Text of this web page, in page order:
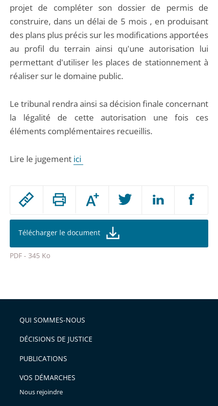
Passer
partage
de
l'article
pour
Augmenter
ou
la
de
police
Télécharger le document
PDF - 345 Ko
l'article
pour
avant
projet de compléter son dossier de permis de
construire, dans un délai de 5 mois , en produisant
des plans plus précis sur les modifications apportées
au profil du terrain ainsi qu'une autorisation lui
permettant d'utiliser les places de stationnement à
réaliser sur le domaine public.
Le tribunal rendra ainsi sa décision finale concernant
la légalité de cette autorisation une fois ces
éléments complémentaires recueillis.
Lire le jugement ici
QUI SOMMES-NOUS
DÉCISIONS DE JUSTICE
PUBLICATIONS
VOS DÉMARCHES
Nous rejoindre